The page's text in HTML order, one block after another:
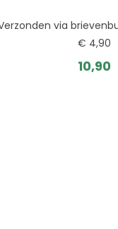
via
€ 4,90
10,90